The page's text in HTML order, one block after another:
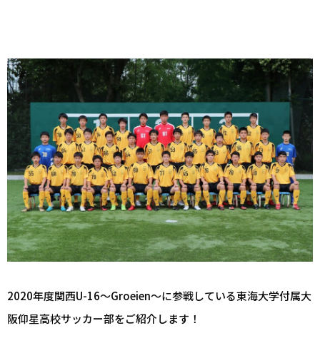
2020年度関西U-16～Groeien～に参戦している東海大学付属大
阪仰星高校サッカー部をご紹介します！